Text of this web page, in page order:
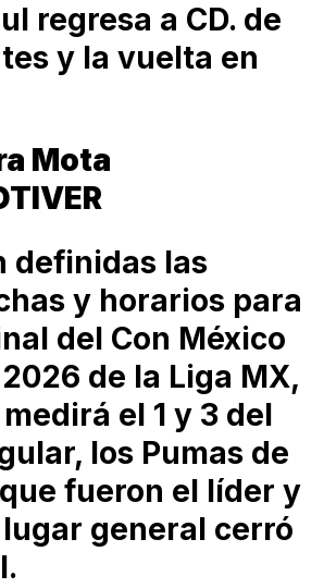
regresa a CD. de
y la vuelta en
Mota
definidas las
y horarios para
del Con México
de la Liga MX,
el 1 y 3 del
los Pumas de
fueron el líder y
general cerró